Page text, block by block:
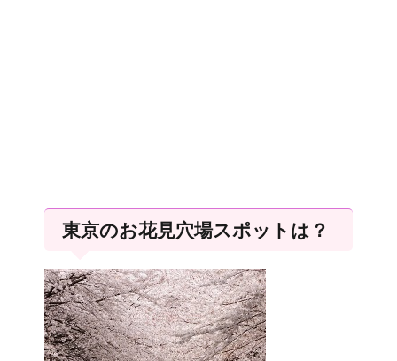
東京のお花見穴場スポットは？